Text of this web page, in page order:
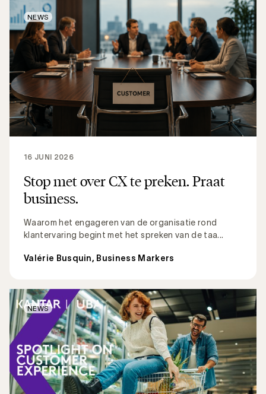
Stop met over CX te preken. Praat
business.
Waarom het engageren van de organisatie rond
klantervaring begint met het spreken van de taa...
16 JUNI 2026
Valérie Busquin, Business Markers
NEWS
NEWS